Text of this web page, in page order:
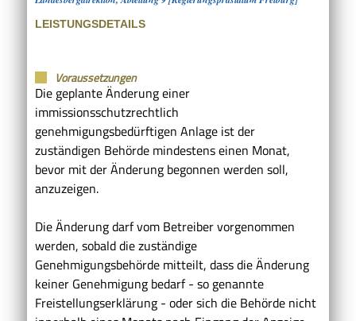
LEISTUNGSDETAILS
Voraussetzungen
Die geplante Änderung einer
immissionsschutzrechtlich
genehmigungsbedürftigen Anlage ist der
zuständigen Behörde mindestens einen Monat,
bevor mit der Änderung begonnen werden soll,
anzuzeigen.
Die Änderung darf vom Betreiber vorgenommen
werden, sobald die zuständige
Genehmigungsbehörde mitteilt, dass die Änderung
keiner Genehmigung bedarf - so genannte
Freistellungserklärung - oder sich die Behörde nicht